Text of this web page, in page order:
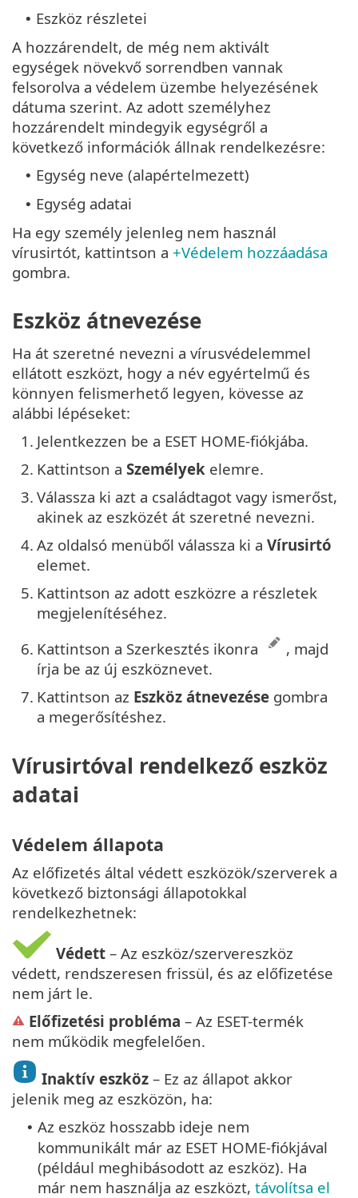
• Eszköz részletei
A hozzárendelt, de még nem aktivált
egységek növekvő sorrendben vannak
felsorolva a védelem üzembe helyezésének
dátuma szerint. Az adott személyhez
hozzárendelt mindegyik egységről a
következő információk állnak rendelkezésre:
• Egység neve (alapértelmezett)
• Egység adatai
Ha egy személy jelenleg nem használ
vírusirtót, kattintson a +Védelem hozzáadása
gombra.
Eszköz átnevezése
Ha át szeretné nevezni a vírusvédelemmel
ellátott eszközt, hogy a név egyértelmű és
könnyen felismerhető legyen, kövesse az
alábbi lépéseket:
1. Jelentkezzen be a ESET HOME-fiókjába.
2. Kattintson a Személyek elemre.
3. Válassza ki azt a családtagot vagy ismerőst,
akinek az eszközét át szeretné nevezni.
4. Az oldalsó menüből válassza ki a Vírusirtó
elemet.
5. Kattintson az adott eszközre a részletek
megjelenítéséhez.
6. Kattintson a Szerkesztés ikonra
, majd
írja be az új eszköznevet.
7. Kattintson az Eszköz átnevezése gombra
a megerősítéshez.
Vírusirtóval rendelkező eszköz
adatai
Védelem állapota
Az előfizetés által védett eszközök/szerverek a
következő biztonsági állapotokkal
rendelkezhetnek:
Védett – Az eszköz/szervereszköz
védett, rendszeresen frissül, és az előfizetése
nem járt le.
Előfizetési probléma – Az ESET-termék
nem működik megfelelően.
Inaktív eszköz – Ez az állapot akkor
jelenik meg az eszközön, ha:
• Az eszköz hosszabb ideje nem
kommunikált már az ESET HOME-fiókjával
(például meghibásodott az eszköz). Ha
már nem használja az eszközt, távolítsa el